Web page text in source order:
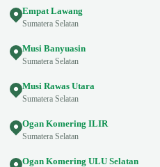
Empat Lawang
Sumatera Selatan
Musi Banyuasin
Sumatera Selatan
Musi Rawas Utara
Sumatera Selatan
Ogan Komering ILIR
Sumatera Selatan
Ogan Komering ULU Selatan